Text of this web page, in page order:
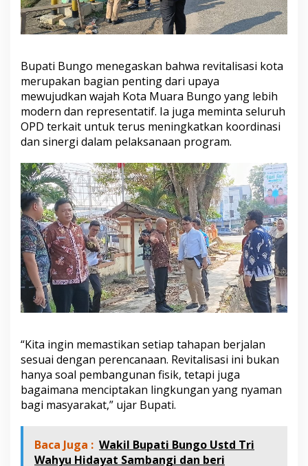
Bupati Bungo menegaskan bahwa revitalisasi kota
merupakan bagian penting dari upaya
mewujudkan wajah Kota Muara Bungo yang lebih
modern dan representatif. Ia juga meminta seluruh
OPD terkait untuk terus meningkatkan koordinasi
dan sinergi dalam pelaksanaan program.
“Kita ingin memastikan setiap tahapan berjalan
sesuai dengan perencanaan. Revitalisasi ini bukan
hanya soal pembangunan fisik, tetapi juga
bagaimana menciptakan lingkungan yang nyaman
bagi masyarakat,” ujar Bupati.
Baca Juga : Wakil Bupati Bungo Ustd Tri
Wahyu Hidayat Sambangi dan beri